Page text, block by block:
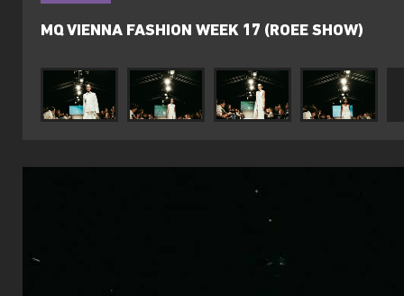
MQ VIENNA FASHION WEEK 17 (ROEE SHOW)